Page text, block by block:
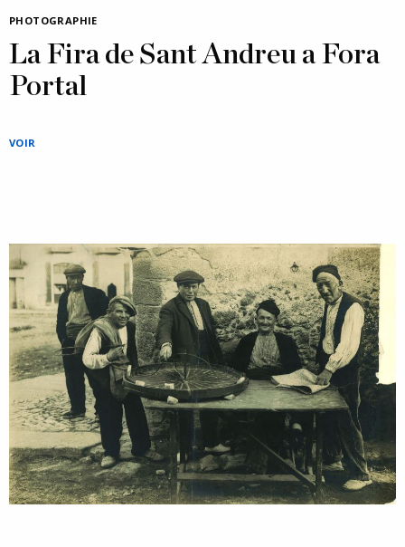
PHOTOGRAPHIE
La Fira de Sant Andreu a Fora
Portal
VOIR